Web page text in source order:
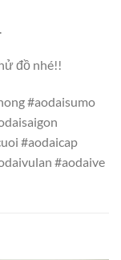
đồ nhé!!
#aodaisumo
#aodaicap
#aodaive